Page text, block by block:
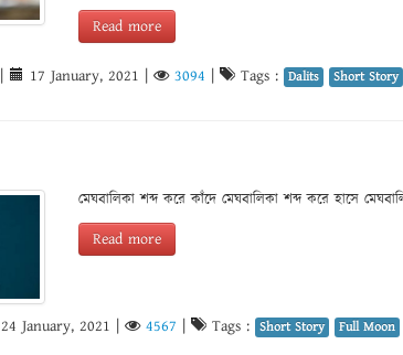
Read more
17 January, 2021 3094 Tags : Dalits Short Story
মেঘবালিকা শব্দ করে কাঁদে মেঘবালিকা শব্দ করে হাসে
Read more
24 January, 2021 | 4567 | Tags : Short Story Full Moon